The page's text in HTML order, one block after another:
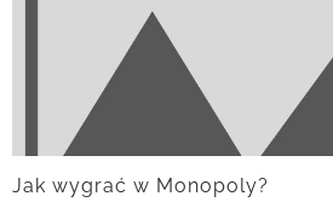
Jak wygrać w Monopoly?